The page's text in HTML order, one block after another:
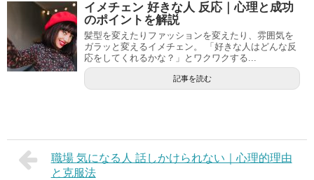
イメチェン 好きな人 反応｜心理と成功
のポイントを解説
髪型を変えたりファッションを変えたり、雰囲気を
ガラッと変えるイメチェン。 「好きな人はどんな反
応をしてくれるかな？」とワクワクする...
記事を読む
職場 気になる人 話しかけられない｜心理的理由
と克服法